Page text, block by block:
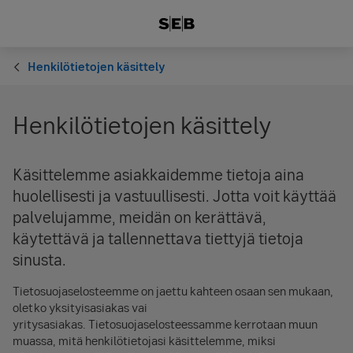
Henkilötietojen käsittely
Henkilötietojen käsittely
Käsittelemme asiakkaidemme tietoja aina
huolellisesti ja vastuullisesti. Jotta voit käyttää
palvelujamme, meidän on kerättävä,
käytettävä ja tallennettava tiettyjä tietoja
sinusta.
Tietosuojaselosteemme on jaettu kahteen osaan sen mukaan,
oletko yksityisasiakas vai
yritysasiakas. Tietosuojaselosteessamme kerrotaan muun
muassa, mitä henkilötietojasi käsittelemme, miksi